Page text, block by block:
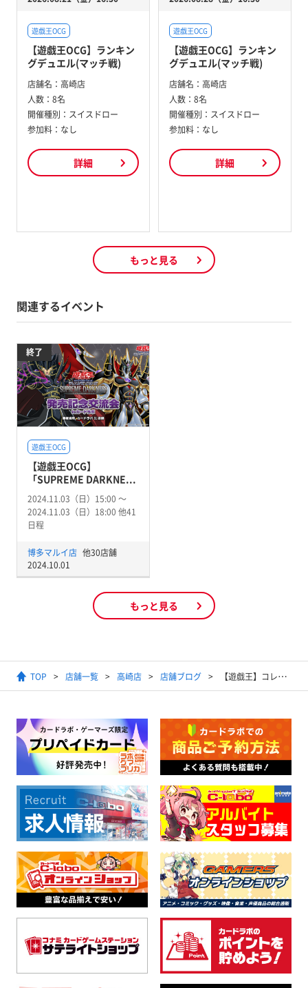
遊戯王OCG
【遊戯王OCG】ランキン
グデュエル(マッチ戦)
店舗名： 高崎店
人数： 8名
開催種別： スイスドロー
参加料： なし
詳細
遊戯王OCG
【遊戯王OCG】ランキン
グデュエル(マッチ戦)
店舗名： 高崎店
人数： 8名
開催種別： スイスドロー
参加料： なし
詳細
もっと見る
関連するイベント
終了
遊戯王OCG
【遊戯王OCG】
「SUPREME DARKNE...
2024.11.03（日）15:00 〜
2024.11.03（日）18:00 他41
日程
博多マルイ店 他30店舗
2024.10.01
もっと見る
TOP 店舗一覧 高崎店 店舗ブログ 【遊戯王】コレクター特価品展開中！！20thシクやプリシクなど！！【期間限定】【特価品】